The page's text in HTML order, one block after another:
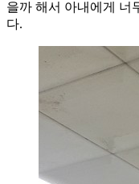
을까 해서 아내에게 너
다.